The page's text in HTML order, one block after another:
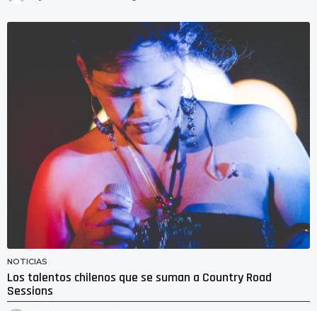
í
a
a
g
NOTICIAS
Los talentos chilenos que se suman a Country Road
Sessions